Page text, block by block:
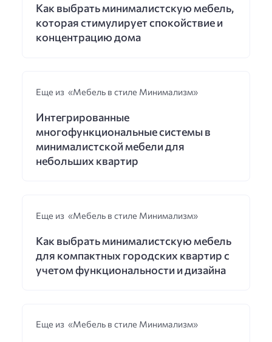
Как выбрать минималистскую мебель,
которая стимулирует спокойствие и
концентрацию дома
Еще из «Мебель в стиле Минимализм»
Интегрированные
многофункциональные системы в
минималистской мебели для
небольших квартир
Еще из «Мебель в стиле Минимализм»
Как выбрать минималистскую мебель
для компактных городских квартир с
учетом функциональности и дизайна
Еще из «Мебель в стиле Минимализм»